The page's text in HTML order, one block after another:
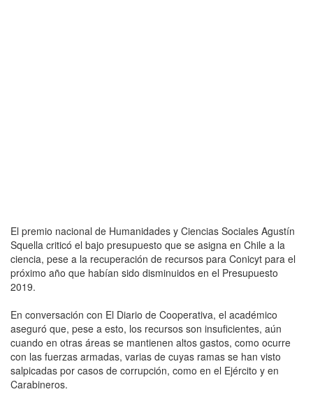
El premio nacional de Humanidades y Ciencias Sociales Agustín
Squella criticó el bajo presupuesto que se asigna en Chile a la
ciencia, pese a la recuperación de recursos para Conicyt para el
próximo año que habían sido disminuidos en el Presupuesto
2019.
En conversación con El Diario de Cooperativa, el académico
aseguró que, pese a esto, los recursos son insuficientes, aún
cuando en otras áreas se mantienen altos gastos, como ocurre
con las fuerzas armadas, varias de cuyas ramas se han visto
salpicadas por casos de corrupción, como en el Ejército y en
Carabineros.